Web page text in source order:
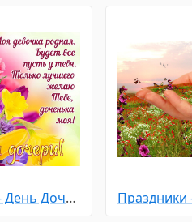
Праздники - День Дочери